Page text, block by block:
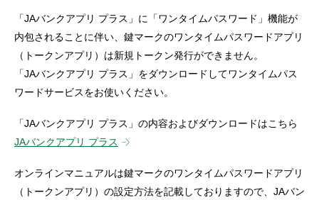
JAネットバンクトップ
メリット
セキュリティ
使い方
「JAバンクアプリ プラス」に「ワンタイムパスワード」機能が
内包されることに伴い、鍵マークのワンタイムパスワードアプリ
（トークンアプリ）は新規トークン発行ができません。
「JAバンクアプリ プラス」をダウンロードしてワンタイムパス
ワードサービスをお使いください。
「JAバンクアプリ プラス」の内容およびダウンロードはこちら
JAバンクアプリ プラス
オンラインマニュアルは鍵マークのワンタイムパスワードアプリ
（トークンアプリ）の設定方法を記載しておりますので、JAバン